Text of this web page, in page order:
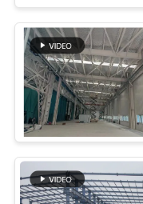
แผนผัง
เว็บไซต์
นโยบาย
ความ